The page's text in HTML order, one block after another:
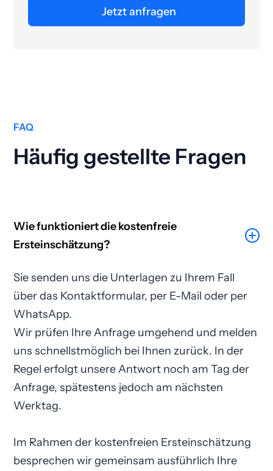
Jetzt anfragen
FAQ
Häufig gestellte Fragen
Wie funktioniert die kostenfreie
Ersteinschätzung?
Sie senden uns die Unterlagen zu Ihrem Fall
über das Kontaktformular, per E-Mail oder per
WhatsApp.
Wir prüfen Ihre Anfrage umgehend und melden
uns schnellstmöglich bei Ihnen zurück. In der
Regel erfolgt unsere Antwort noch am Tag der
Anfrage, spätestens jedoch am nächsten
Werktag.
Im Rahmen der kostenfreien Ersteinschätzung
besprechen wir gemeinsam ausführlich Ihre